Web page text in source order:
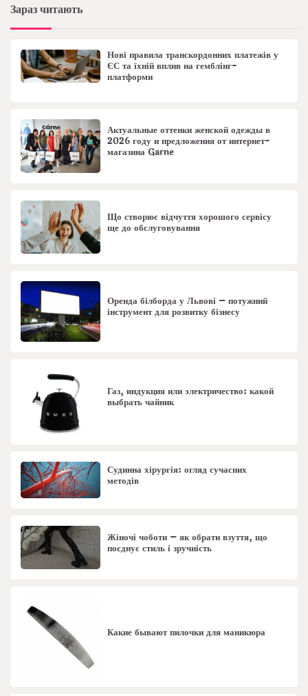
Зараз читають
Нові правила транскордонних платежів у
ЄС та їхній вплив на гемблінг-
платформи
Актуальные оттенки женской одежды в
2026 году и предложения от интернет-
магазина Garne
Що створює відчуття хорошого сервісу
ще до обслуговування
Оренда білборда у Львові – потужний
інструмент для розвитку бізнесу
Газ, индукция или электричество: какой
выбрать чайник
Судинна хірургія: огляд сучасних
методів
Жіночі чоботи – як обрати взуття, що
поєднує стиль і зручність
Какие бывают пилочки для маникюра